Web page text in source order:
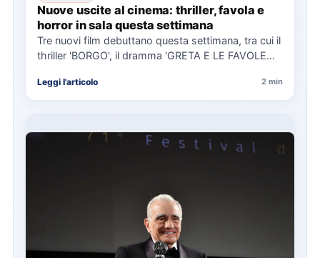
Nuove uscite al cinema: thriller, favola e
horror in sala questa settimana
Tre nuovi film debuttano questa settimana, tra cui il
thriller 'BORGO', il dramma 'GRETA E LE FAVOLE
Leggi l'articolo 2 min